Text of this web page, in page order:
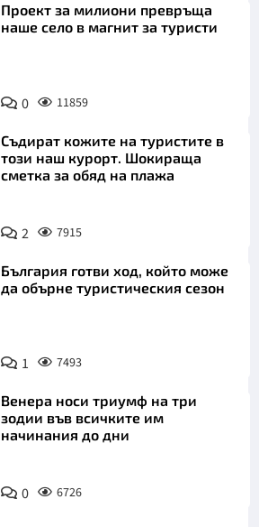
Проект за милиони превръща
наше село в магнит за туристи
0 11859
Съдират кожите на туристите в
този наш курорт. Шокираща
сметка за обяд на плажа
2 7915
България готви ход, който може
да обърне туристическия сезон
1 7493
Венера носи триумф на три
зодии във всичките им
начинания до дни
0 6726